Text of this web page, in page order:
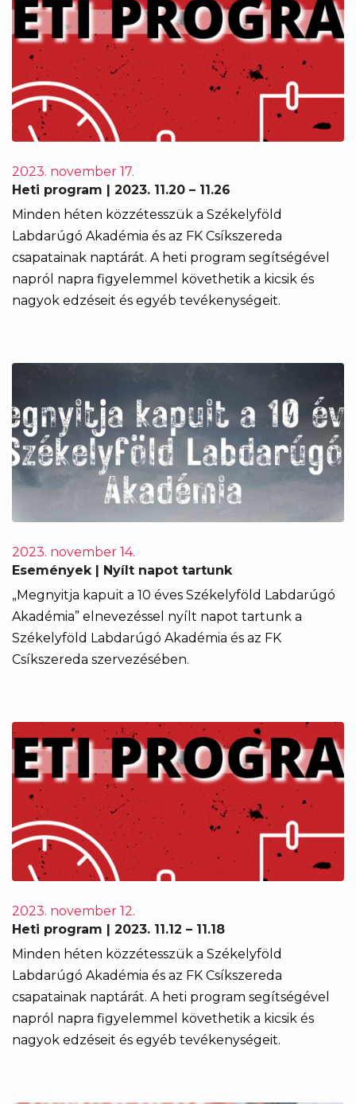
2023. november 17.
Heti program | 2023. 11.20 – 11.26
Minden héten közzétesszük a Székelyföld
Labdarúgó Akadémia és az FK Csíkszereda
csapatainak naptárát. A heti program segítségével
napról napra figyelemmel követhetik a kicsik és
nagyok edzéseit és egyéb tevékenységeit.
2023. november 14.
Események | Nyílt napot tartunk
„Megnyitja kapuit a 10 éves Székelyföld Labdarúgó
Akadémia” elnevezéssel nyílt napot tartunk a
Székelyföld Labdarúgó Akadémia és az FK
Csíkszereda szervezésében.
2023. november 12.
Heti program | 2023. 11.12 – 11.18
Minden héten közzétesszük a Székelyföld
Labdarúgó Akadémia és az FK Csíkszereda
csapatainak naptárát. A heti program segítségével
napról napra figyelemmel követhetik a kicsik és
nagyok edzéseit és egyéb tevékenységeit.